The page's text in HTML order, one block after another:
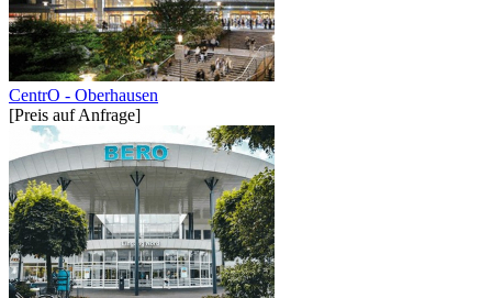
CentrO - Oberhausen
[Preis auf Anfrage]